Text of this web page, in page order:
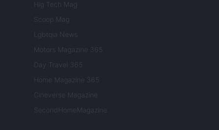
Hig Tech Mag
Scoop Mag
Lgbtqia News
Motors Magazine 365
Day Travel 365
Home Magazine 365
Cineverse Magazine
SecondHomeMagazine